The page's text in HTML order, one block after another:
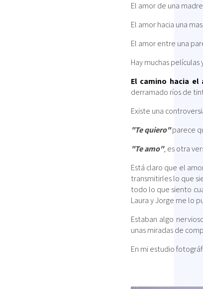
El amor de una
El amor hacia una
El amor entre una
Hay muchas
El camino hacia el
derramado ríos de
Existe una
"Te quiero"parece
"Te amo", es otra
Está claro que el
transmitirles lo que
todo lo que siento
Laura y Jorge me lo
Estaban algo
unas miradas de
En mi estudio